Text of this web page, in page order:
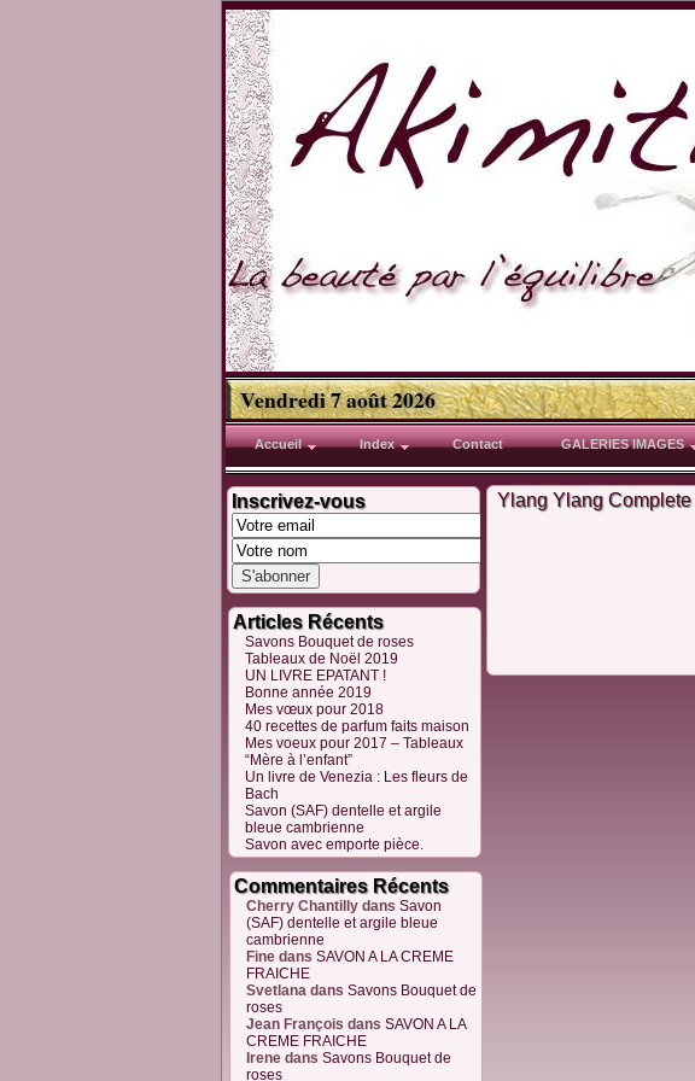
Vendredi 7 août 2026
Accueil Index Contact GALERIES IMAGES
Inscrivez-vous
Articles Récents
Savons Bouquet de roses
Tableaux de Noël 2019
UN LIVRE EPATANT !
Bonne année 2019
Mes vœux pour 2018
40 recettes de parfum faits maison
Mes voeux pour 2017 – Tableaux
“Mère à l’enfant”
Un livre de Venezia : Les fleurs de
Bach
Savon (SAF) dentelle et argile
bleue cambrienne
Savon avec emporte pièce.
Commentaires Récents
Cherry Chantilly dans Savon
(SAF) dentelle et argile bleue
cambrienne
Fine dans SAVON A LA CREME
FRAICHE
Svetlana dans Savons Bouquet de
roses
Jean François dans SAVON A LA
CREME FRAICHE
Irene dans Savons Bouquet de
roses
Ylang Ylang Complete